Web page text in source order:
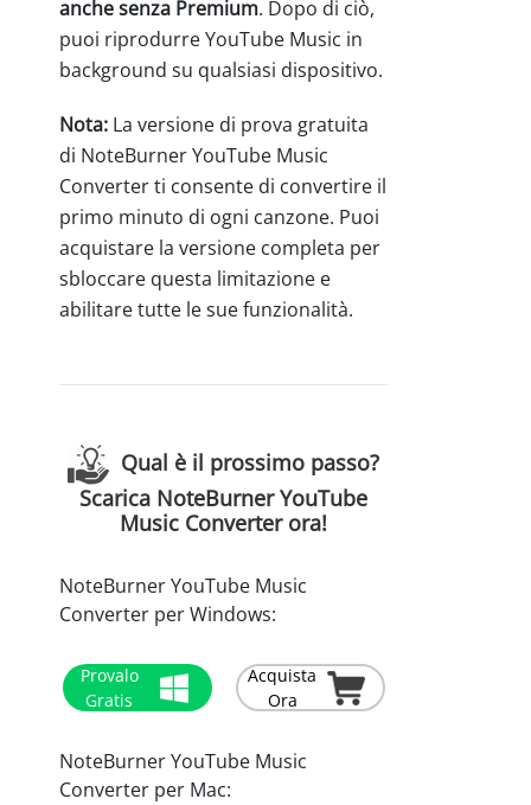
anche senza Premium. Dopo di ciò,
puoi riprodurre YouTube Music in
background su qualsiasi dispositivo.
Nota: La versione di prova gratuita
di NoteBurner YouTube Music
Converter ti consente di convertire il
primo minuto di ogni canzone. Puoi
acquistare la versione completa per
sbloccare questa limitazione e
abilitare tutte le sue funzionalità.
Qual è il prossimo passo?
Scarica NoteBurner YouTube
Music Converter ora!
NoteBurner YouTube Music
Converter per Windows:
Provalo
Gratis
Acquista
Ora
NoteBurner YouTube Music
Converter per Mac: